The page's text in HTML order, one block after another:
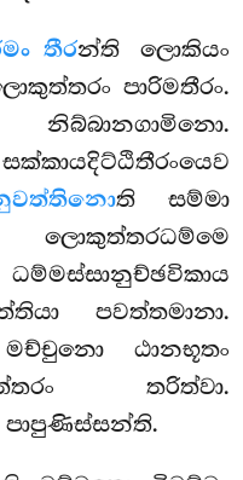
තීරන්ති ලොකියං
පාරිමතීරං.
ති සම්මා
පවත්තමානා.
ඨානභූතං
තරිත්වා.
පාපුණිස්සන්ති.